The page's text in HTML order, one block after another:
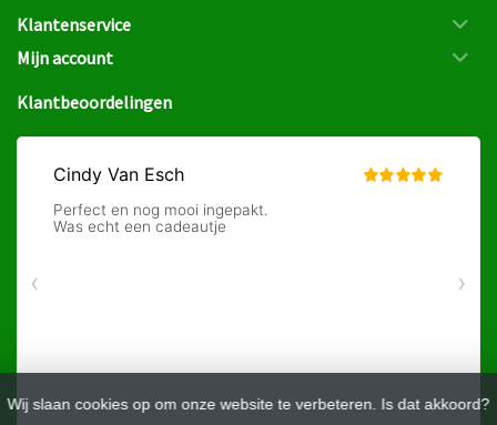
Wij slaan cookies op om onze website te verbeteren. Is dat akkoord?
Klantenservice
Mijn account
Klantbeoordelingen